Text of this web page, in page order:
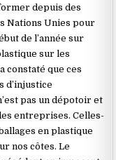
depuis des
Nations Unies pour
de l’année sur
sur les
constaté que ces
d’injustice
pas un dépotoir et
entreprises. Celles-
en plastique
nos côtes. Le